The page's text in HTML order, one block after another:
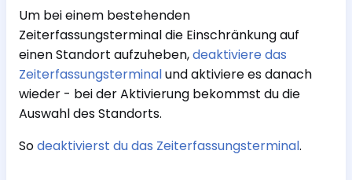
Um bei einem bestehenden
Zeiterfassungsterminal die Einschränkung auf
einen Standort aufzuheben,deaktiviere das
Zeiterfassungsterminalund aktiviere es danach
wieder - bei der Aktivierung bekommst du die
Auswahl des Standorts.
Sodeaktivierst du das Zeiterfassungsterminal.